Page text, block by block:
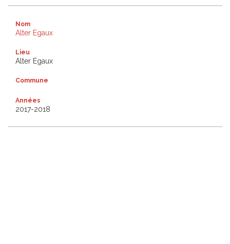
Nom
Alter Egaux
Lieu
Alter Egaux
Commune
Années
2017-2018